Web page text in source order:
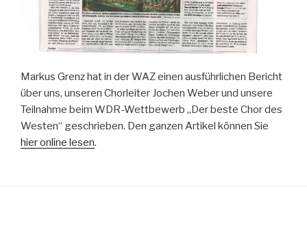
Markus Grenz hat in der WAZ einen ausführlichen Bericht
über uns, unseren Chorleiter Jochen Weber und unsere
Teilnahme beim WDR-Wettbewerb „Der beste Chor des
Westen“ geschrieben. Den ganzen Artikel können Sie
hier online lesen.